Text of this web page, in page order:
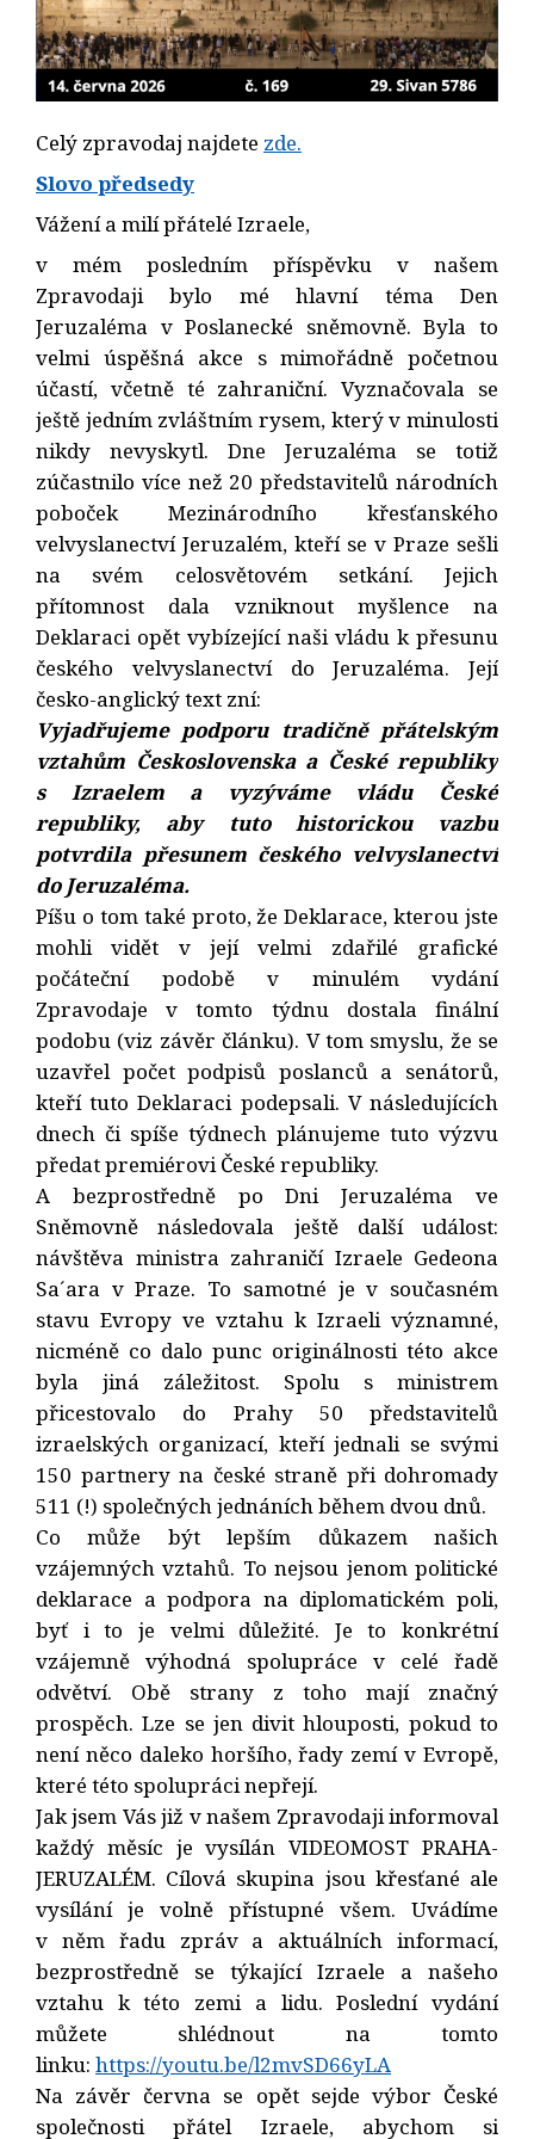
Celý zpravodaj najdete zde.
Slovo předsedy
Vážení a milí přátelé Izraele,
v mém posledním příspěvku v našem
Zpravodaji bylo mé hlavní téma Den
Jeruzaléma v Poslanecké sněmovně. Byla to
velmi úspěšná akce s mimořádně početnou
účastí, včetně té zahraniční. Vyznačovala se
ještě jedním zvláštním rysem, který v minulosti
nikdy nevyskytl. Dne Jeruzaléma se totiž
zúčastnilo více než 20 představitelů národních
poboček Mezinárodního křesťanského
velvyslanectví Jeruzalém, kteří se v Praze sešli
na svém celosvětovém setkání. Jejich
přítomnost dala vzniknout myšlence na
Deklaraci opět vybízející naši vládu k přesunu
českého velvyslanectví do Jeruzaléma. Její
česko-anglický text zní:
Vyjadřujeme podporu tradičně přátelským
vztahům Československa a České republiky
s Izraelem a vyzýváme vládu České
republiky, aby tuto historickou vazbu
potvrdila přesunem českého velvyslanectví
do Jeruzaléma.
Píšu o tom také proto, že Deklarace, kterou jste
mohli vidět v její velmi zdařilé grafické
počáteční podobě v minulém vydání
Zpravodaje v tomto týdnu dostala finální
podobu (viz závěr článku). V tom smyslu, že se
uzavřel počet podpisů poslanců a senátorů,
kteří tuto Deklaraci podepsali. V následujících
dnech či spíše týdnech plánujeme tuto výzvu
předat premiérovi České republiky.
A bezprostředně po Dni Jeruzaléma ve
Sněmovně následovala ještě další událost:
návštěva ministra zahraničí Izraele Gedeona
Sa´ara v Praze. To samotné je v současném
stavu Evropy ve vztahu k Izraeli významné,
nicméně co dalo punc originálnosti této akce
byla jiná záležitost. Spolu s ministrem
přicestovalo do Prahy 50 představitelů
izraelských organizací, kteří jednali se svými
150 partnery na české straně při dohromady
511 (!) společných jednáních během dvou dnů.
Co může být lepším důkazem našich
vzájemných vztahů. To nejsou jenom politické
deklarace a podpora na diplomatickém poli,
byť i to je velmi důležité. Je to konkrétní
vzájemně výhodná spolupráce v celé řadě
odvětví. Obě strany z toho mají značný
prospěch. Lze se jen divit hlouposti, pokud to
není něco daleko horšího, řady zemí v Evropě,
které této spolupráci nepřejí.
Jak jsem Vás již v našem Zpravodaji informoval
každý měsíc je vysílán VIDEOMOST PRAHA-
JERUZALÉM. Cílová skupina jsou křesťané ale
vysílání je volně přístupné všem. Uvádíme
v něm řadu zpráv a aktuálních informací,
bezprostředně se týkající Izraele a našeho
vztahu k této zemi a lidu. Poslední vydání
můžete shlédnout na tomto
linku: https://youtu.be/l2mvSD66yLA
Na závěr června se opět sejde výbor České
společnosti přátel Izraele, abychom si